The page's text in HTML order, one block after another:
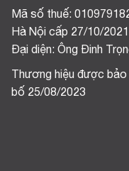
Mã số thuế:
Hà Nội cấp 27/10/2021
Đại diện: Ông Đinh
Thương hiệu được
bố 25/08/2023